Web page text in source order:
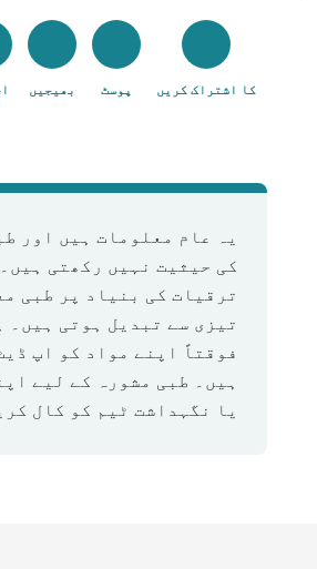
کا اشتراک کریں پوسٹ بھیجیں
یہ عام معلومات ہیں اور
کی حیثیت نہیں رکھتی
ترقیات کی بنیاد پر طبی
تیزی سے تبدیل ہوتی ہیں۔
فوقتاً اپنے مواد کو اپ
ہیں۔ طبی مشورہ کے لیے
یا نگہداشت ٹیم کو کال